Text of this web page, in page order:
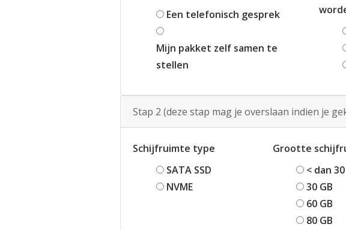
Een telefonisch gesprek
Mijn pakket zelf samen te
stellen
Stap 2 (deze stap mag je overslaan indien je
Schijfruimte type
SATA SSD
NVME
Grootte
< dan
30 GB
60 GB
80 GB